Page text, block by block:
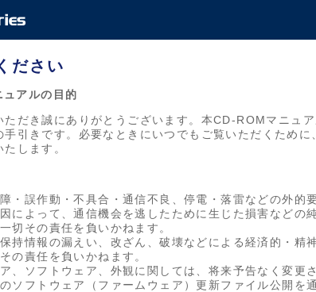
ださい
アルの目的
ただき誠にありがとうございます。本CD-ROMマニュ
手引きです。必要なときにいつでもご覧いただくために
します。
・誤作動・不具合・通信不良、停電・落雷などの外的
によって、通信機会を逃したために生じた損害などの
切その責任を負いかねます。
持情報の漏えい、改ざん、破壊などによる経済的・精
の責任を負いかねます。
、ソフトウェア、外観に関しては、将来予告なく変更
ソフトウェア（ファームウェア）更新ファイル公開を